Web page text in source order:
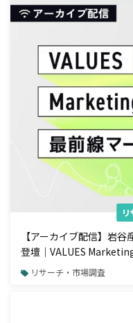
リ
【アーカイブ配信】岩
登壇｜VALUES
リサーチ・市場調査